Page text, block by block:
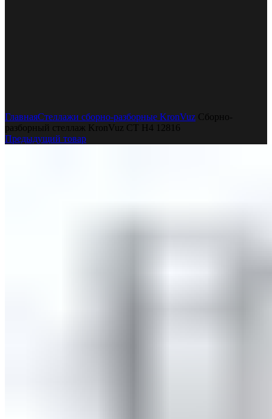
ГлавнаяСтеллажи сборно-разборные KronVuz Сборно-
разборный стеллаж KronVuz СТ H4 12816
Предыдущий товар